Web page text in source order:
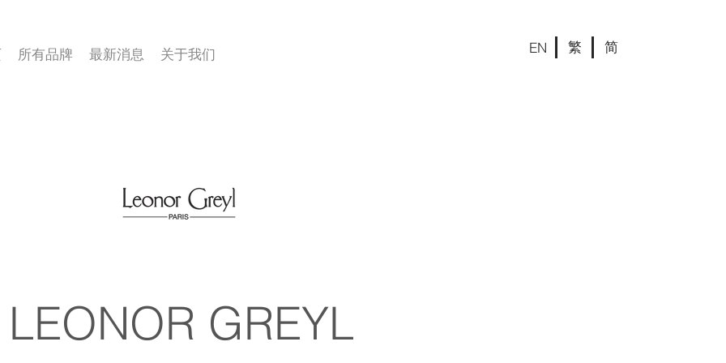
所有品牌 最新消息 关于我们 EN 繁 简
LEONOR GREYL